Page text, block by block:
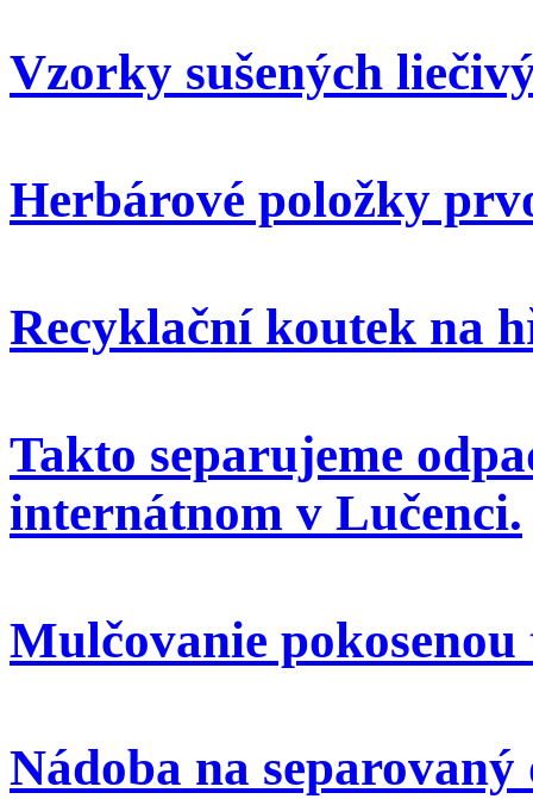
Vzorky sušených
Herbárové položky
Recyklační koutek na
Takto separujeme
internátnom v Lučenci.
Mulčovanie
Nádoba na